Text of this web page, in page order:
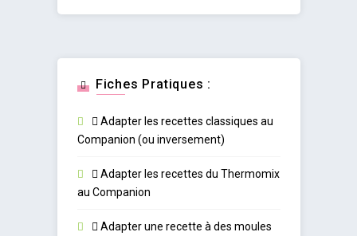
Fiches Pratiques :
Adapter les recettes classiques au
Companion (ou inversement)
Adapter les recettes du Thermomix
au Companion
Adapter une recette à des moules